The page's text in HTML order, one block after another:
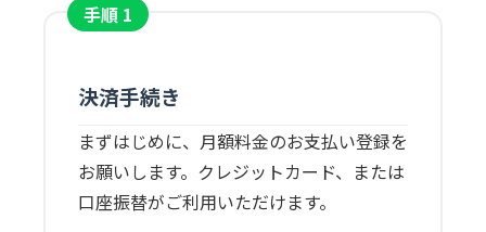
手順 1
決済手続き
まずはじめに、月額料金のお支払い登録を
お願いします。クレジットカード、または
口座振替がご利用いただけます。